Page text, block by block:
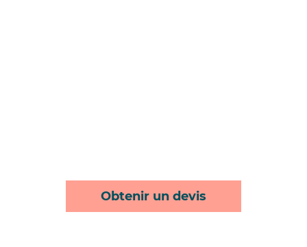
Obtenir un devis